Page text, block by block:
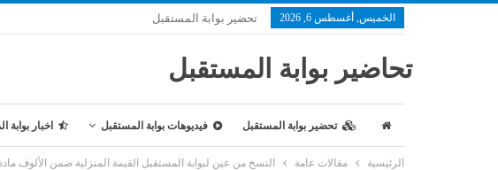
الخميس, أغسطس 6, 2026 تحضير بوابة المستقبل
تحاضير بوابة المستقبل
تحضير بوابة المستقبل فيديوهات بوابة المستقبل اخبار بوابة
الرئيسية مقالات عامة النسخ من عين لبوابة المستقبل القيمة المنزلية ضمن الألوف مادة